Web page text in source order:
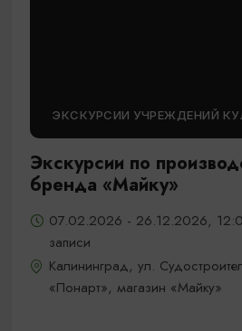
ЭКСКУРСИИ УЧРЕЖДЕНИЙ
Экскурсии по
бренда «Майку»
07.02.2026 - 26.12.2026,
записи
Калининград, ул.
«Понарт», магазин «Майку»